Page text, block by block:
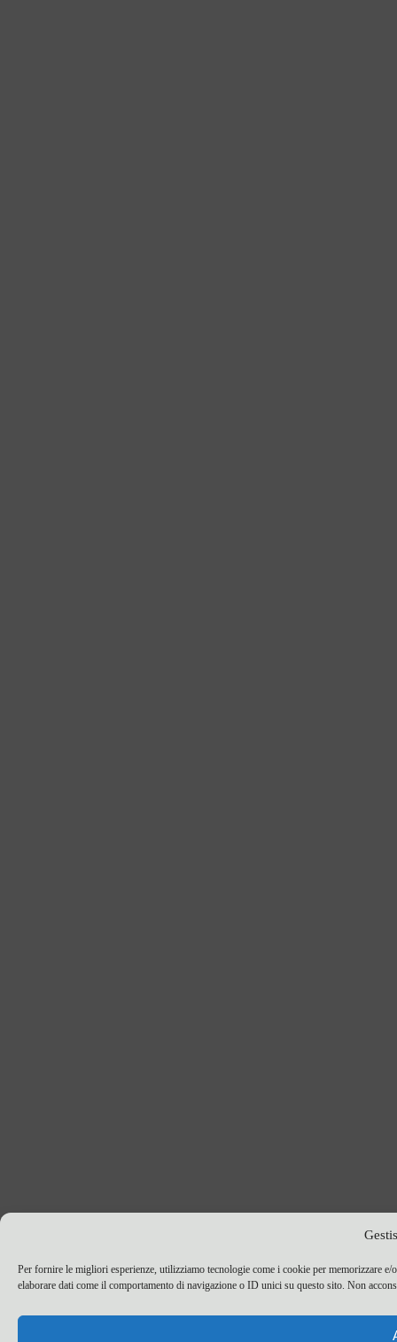
Per fornire le migliori esperienze, utilizziamo tecnologie come i cookie per memorizzare
elaborare dati come il comportamento di navigazione o ID unici su questo sito. Non